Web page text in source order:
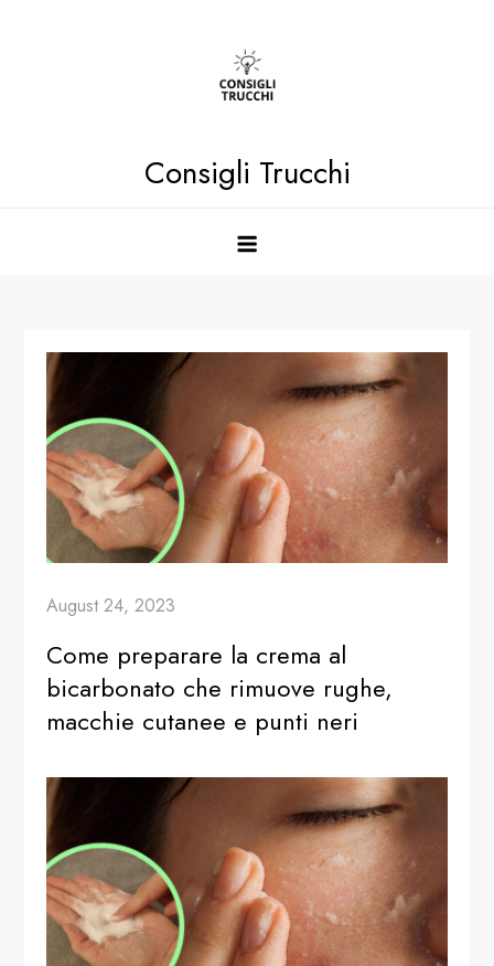
Consigli Trucchi
August 24, 2023
Come preparare la crema al
bicarbonato che rimuove rughe,
macchie cutanee e punti neri